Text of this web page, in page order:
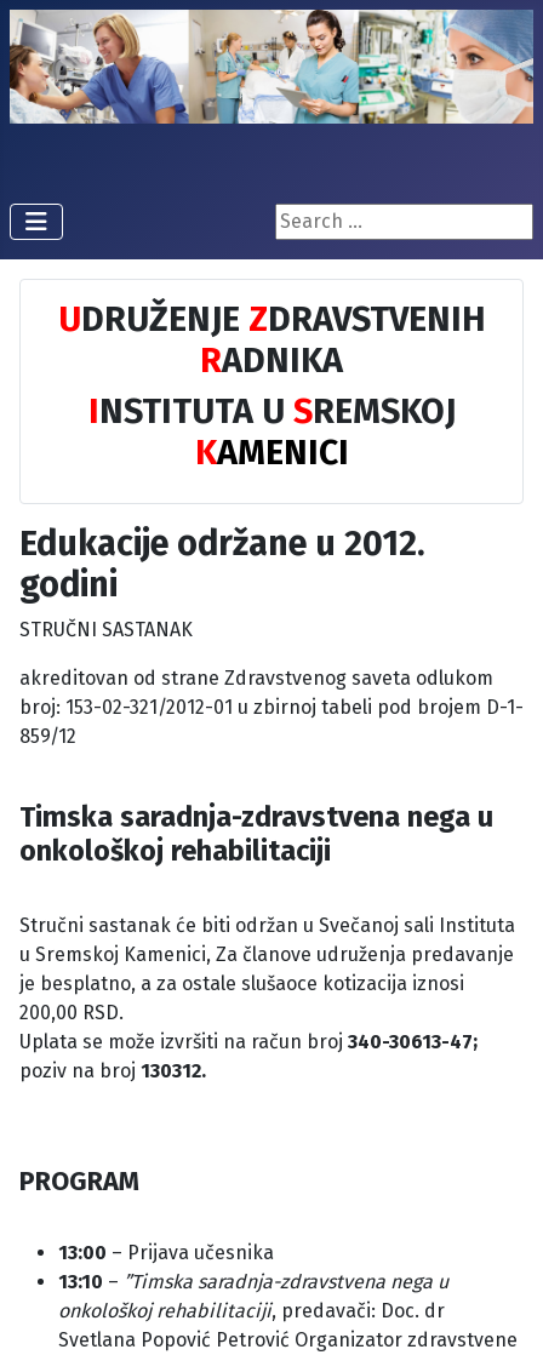
Pretraži...
UDRUŽENJE ZDRAVSTVENIH
RADNIKA
INSTITUTA U SREMSKOJ
KAMENICI
Edukacije održane u 2012.
godini
STRUČNI SASTANAK
akreditovan od strane Zdravstvenog saveta odlukom
broj: 153-02-321/2012-01 u zbirnoj tabeli pod brojem D-1-
859/12
Timska saradnja-zdravstvena nega u
onkološkoj rehabilitaciji
Stručni sastanak će biti održan u Svečanoj sali Instituta
u Sremskoj Kamenici, Za članove udruženja predavanje
je besplatno, a za ostale slušaoce kotizacija iznosi
200,00 RSD.
Uplata se može izvršiti na račun broj 340-30613-47;
poziv na broj 130312.
PROGRAM
13:00 – Prijava učesnika
13:10 – ”Timska saradnja-zdravstvena nega u
onkološkoj rehabilitaciji, predavači: Doc. dr
Svetlana Popović Petrović Organizator zdravstvene